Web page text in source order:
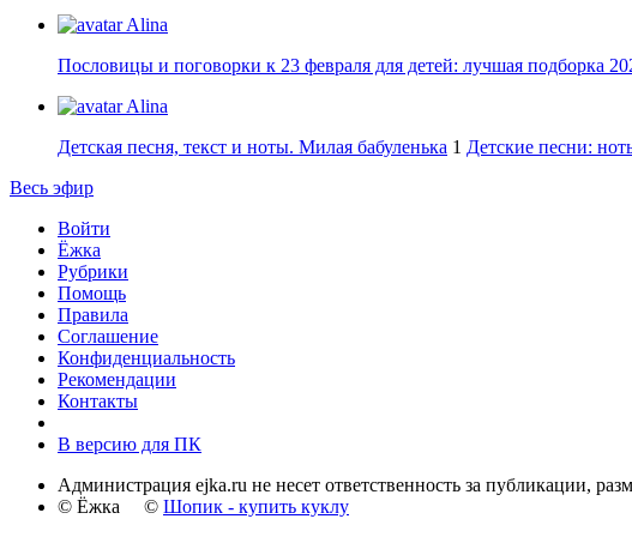
Alina
Пословицы и поговорки к 23 февраля для детей: лучшая подборка
Alina
Детская песня, текст и ноты. Милая бабуленька 1 Детские песни:
Весь эфир
Войти
Ёжка
Рубрики
Помощь
Правила
Соглашение
Конфиденциальность
Рекомендации
Контакты
В версию для ПК
Администрация ejka.ru не несет ответственность за публикации,
© Ёжка © Шопик - купить куклу